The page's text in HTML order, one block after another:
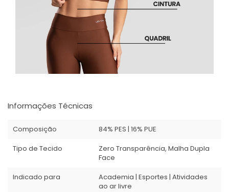
Informações Técnicas
Composição
84% PES | 16% PUE
Tipo de Tecido
Zero Transparência, Malha Dupla
Face
Indicado para
Academia | Esportes | Atividades
ao ar livre